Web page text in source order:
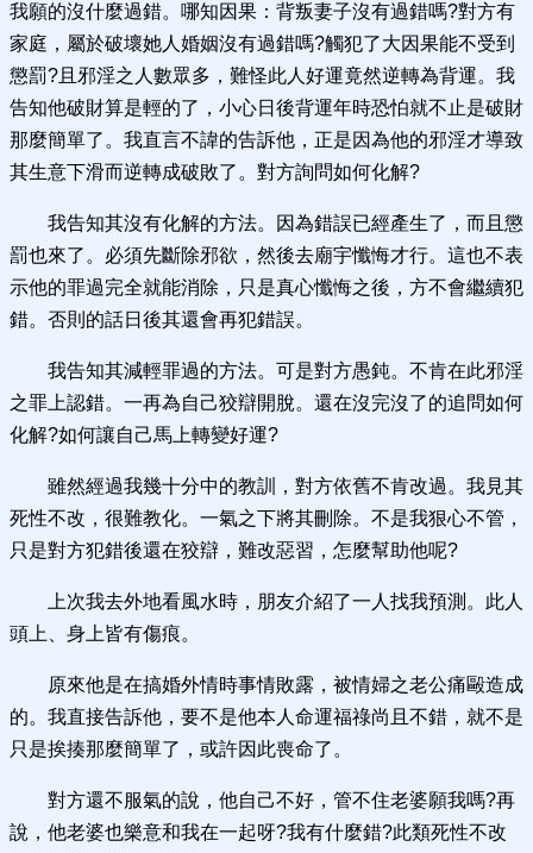
我願的沒什麼過錯。哪知因果：背叛妻子沒有過錯嗎?對方有
家庭，屬於破壞她人婚姻沒有過錯嗎?觸犯了大因果能不受到
懲罰?且邪淫之人數眾多，難怪此人好運竟然逆轉為背運。我
告知他破財算是輕的了，小心日後背運年時恐怕就不止是破財
那麼簡單了。我直言不諱的告訴他，正是因為他的邪淫才導致
其生意下滑而逆轉成破敗了。對方詢問如何化解?
我告知其沒有化解的方法。因為錯誤已經產生了，而且懲
罰也來了。必須先斷除邪欲，然後去廟宇懺悔才行。這也不表
示他的罪過完全就能消除，只是真心懺悔之後，方不會繼續犯
錯。否則的話日後其還會再犯錯誤。
我告知其減輕罪過的方法。可是對方愚鈍。不肯在此邪淫
之罪上認錯。一再為自己狡辯開脫。還在沒完沒了的追問如何
化解?如何讓自己馬上轉變好運?
雖然經過我幾十分中的教訓，對方依舊不肯改過。我見其
死性不改，很難教化。一氣之下將其刪除。不是我狠心不管，
只是對方犯錯後還在狡辯，難改惡習，怎麼幫助他呢?
上次我去外地看風水時，朋友介紹了一人找我預測。此人
頭上、身上皆有傷痕。
原來他是在搞婚外情時事情敗露，被情婦之老公痛毆造成
的。我直接告訴他，要不是他本人命運福祿尚且不錯，就不是
只是挨揍那麼簡單了，或許因此喪命了。
對方還不服氣的說，他自己不好，管不住老婆願我嗎?再
說，他老婆也樂意和我在一起呀?我有什麼錯?此類死性不改